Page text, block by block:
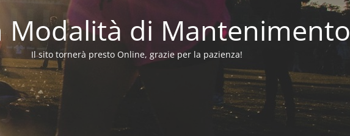
Modalità di Mantenimento
Il sito tornerà presto Online, grazie per la pazienza!